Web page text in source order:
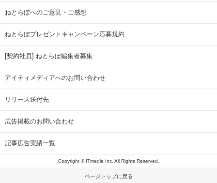
ねとらぼへのご意見・ご感想
ねとらぼプレゼントキャンペーン応募規約
[契約社員] ねとらぼ編集者募集
アイティメディアへのお問い合わせ
リリース送付先
広告掲載のお問い合わせ
記事広告実績一覧
Copyright © ITmedia Inc. All Rights Reserved.
ページトップに戻る